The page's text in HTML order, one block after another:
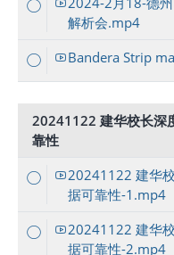
解析会.mp4
Bandera Strip
20241122 建华校长深
靠性
20241122 建华
据可靠性-1.mp4
20241122 建华
据可靠性-2.mp4